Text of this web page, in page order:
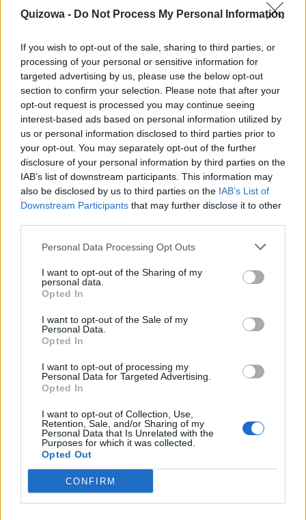
Quizowa - Do Not Process My Personal Information
If you wish to opt-out of the sale, sharing to third parties, or
processing of your personal or sensitive information for
targeted advertising by us, please use the below opt-out
section to confirm your selection. Please note that after your
opt-out request is processed you may continue seeing
interest-based ads based on personal information utilized by
us or personal information disclosed to third parties prior to
your opt-out. You may separately opt-out of the further
disclosure of your personal information by third parties on the
IAB’s list of downstream participants. This information may
also be disclosed by us to third parties on the IAB’s List of
Downstream Participants that may further disclose it to other
Personal Data Processing Opt Outs
I want to opt-out of the Sharing of my
personal data.
Opted In
I want to opt-out of the Sale of my
Personal Data.
Opted In
I want to opt-out of processing my
Personal Data for Targeted Advertising.
Opted In
I want to opt-out of Collection, Use,
Retention, Sale, and/or Sharing of my
Personal Data that Is Unrelated with the
Purposes for which it was collected.
Opted Out
CONFIRM
7% osób rozwiązuje ten prosty test
wiedzy bez...
Wiedza ogólna
Tylko 5% osób rozwiązuje ten quiz
Wiedza ogólna
Tylko 1 osoba na 79 rozwiązuje ten prosty
Nauka
Tylko 3% ludzi rozwiązuje ten quiz